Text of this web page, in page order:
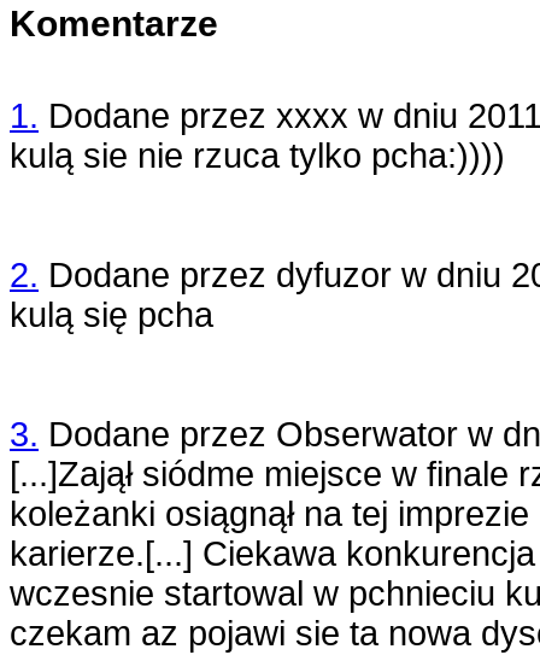
Komentarze
1. Dodane przez xxxx w dniu
kulą sie nie rzuca tylko pcha:))))
2. Dodane przez dyfuzor w dniu
kulą się pcha
3. Dodane przez Obserwator w
[...]Zajął siódme miejsce w finale
koleżanki osiągnął na tej
karierze.[...] Ciekawa
wczesnie startowal w pchnieciu
czekam az pojawi sie ta nowa